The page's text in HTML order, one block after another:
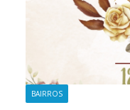
BAIRROS